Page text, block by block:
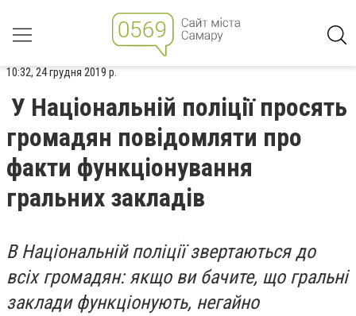
10:32, 24 грудня 2019 р.
У Національній поліції просять
громадян повідомляти про
факти функціонування
гральних закладів
В Національній поліції звертаються до
всіх громадян: якщо ви бачите, що гральні
заклади функціонують, негайно